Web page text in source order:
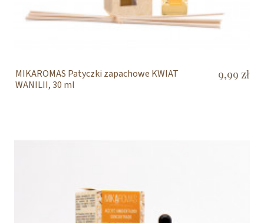
MIKAROMAS Patyczki zapachowe KWIAT
WANILII, 30 ml
9,99 zł